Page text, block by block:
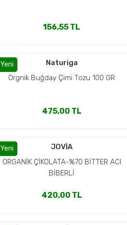
156,55 TL
Yeni
Naturiga
Orgnik Buğday Çimi Tozu 100 GR
475,00 TL
Yeni
JOVİA
ORGANİK ÇİKOLATA-%70 BİTTER ACI
BİBERLİ
420,00 TL